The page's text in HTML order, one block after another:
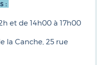
:
et de 14h00 à 17h00
la Canche, 25 rue